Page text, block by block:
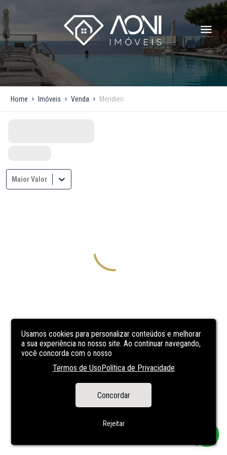
Usamos cookies para personalizar conteúdos e melhorar
a sua experiência no nosso site. Ao continuar navegando,
você concorda com o nosso
Termos de UsoPolítica de Privacidade
Concordar
Rejeitar
Home Imóveis Venda Meridien
Maior Valor